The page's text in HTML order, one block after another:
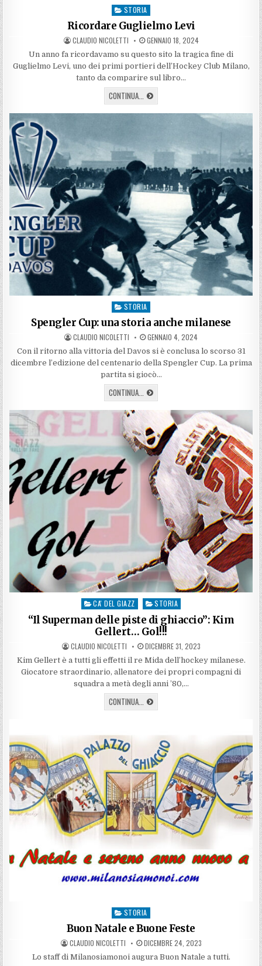
Posted
STORIA
Ricordare Guglielmo Levi
AUTHOR:
CLAUDIO NICOLETTI PUBLISHED
DATE:
GENNAIO 18, 2024
Un anno fa ricordavamo su questo sito la tragica fine di
Guglielmo Levi, uno dei primi portieri dell’Hockey Club Milano,
tanto da comparire sul libro…
CONTINUA... RICORDARE
GUGLIELMO
Posted
STORIA
Spengler Cup: una storia anche milanese
AUTHOR:
CLAUDIO NICOLETTI PUBLISHED
DATE:
GENNAIO 4, 2024
Con il ritorno alla vittoria del Davos si è conclusa lo scorso 31
dicembre l’edizione del centenario della Spengler Cup. La prima
partita si giocò…
CONTINUA... SPENGLER
CUP:
MILANESE
Posted
CA' DEL GIAZZ STORIA
“Il Superman delle piste di ghiaccio”: Kim
Gellert… Gol!!!
AUTHOR:
CLAUDIO NICOLETTI PUBLISHED
DATE:
DICEMBRE 31, 2023
Kim Gellert è a tutti gli effetti il re Mida dell’hockey milanese.
Giocatore straordinario, allenatore dei propri compagni di
squadra a metà degli anni ’80,…
CONTINUA... “IL
SUPERMAN
GHIACCIO”:
GELLERT…
GOL!!!
Posted
in
STORIA
Buon Natale e Buone Feste
AUTHOR:
CLAUDIO NICOLETTI PUBLISHED
DATE:
DICEMBRE 24, 2023
Lo staff di Milanosiamonoi augura Buon Natale a tutti.